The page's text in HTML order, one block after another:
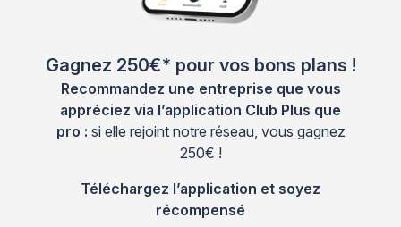
Gagnez 250€* pour vos bons plans !
Recommandez une entreprise que vous
appréciez via l’application Club Plus que
pro : si elle rejoint notre réseau, vous gagnez
250€ !
Téléchargez l’application et soyez
récompensé